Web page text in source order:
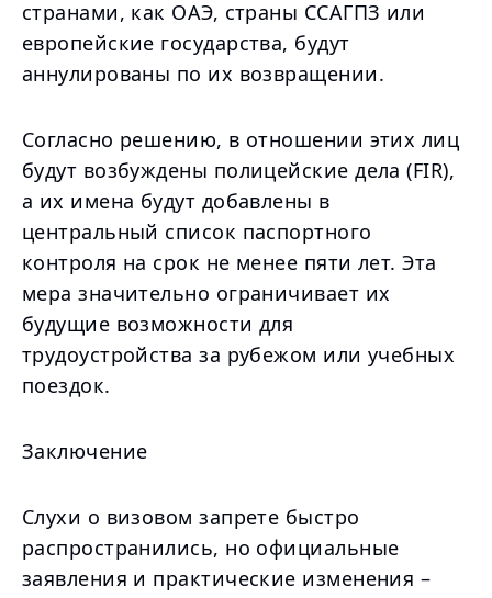
странами, как ОАЭ, страны ССАГПЗ или
европейские государства, будут
аннулированы по их возвращении.
Согласно решению, в отношении этих лиц
будут возбуждены полицейские дела (FIR),
а их имена будут добавлены в
центральный список паспортного
контроля на срок не менее пяти лет. Эта
мера значительно ограничивает их
будущие возможности для
трудоустройства за рубежом или учебных
поездок.
Заключение
Слухи о визовом запрете быстро
распространились, но официальные
заявления и практические изменения –